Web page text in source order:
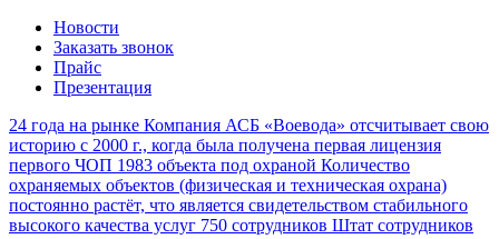
Новости
Заказать звонок
Прайс
Презентация
24 года на рынке Компания АСБ «Воевода» отсчитывает свою
историю с 2000 г., когда была получена первая лицензия
первого ЧОП 1983 объекта под охраной Количество
охраняемых объектов (физическая и техническая охрана)
постоянно растёт, что является свидетельством стабильного
высокого качества услуг 750 сотрудников Штат сотрудников